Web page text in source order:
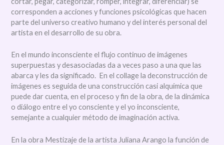
corresponden a acciones y funciones psicológicas que hacen
parte del universo creativo humano y del interés personal del
artista en el desarrollo de su obra.
En el mundo inconsciente el flujo continuo de imágenes
superpuestas y desasociadas da a veces paso a una que las
abarca y les da significado. En el collage la deconstrucción de
imágenes es seguida de una construcción casi alquímica que
puede dar cuenta, en el proceso y fin de la obra, de la dinámica
o diálogo entre el yo consciente y el yo inconsciente,
semejante a cualquier método de imaginación activa.
En la obra Mestizaje de la artista Juliana Arango la función de